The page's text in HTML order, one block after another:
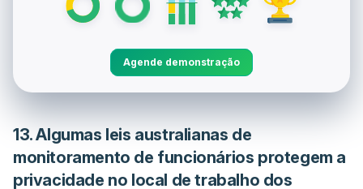
Agende demonstração
13. Algumas leis australianas de
monitoramento de funcionários protegem a
privacidade no local de trabalho dos